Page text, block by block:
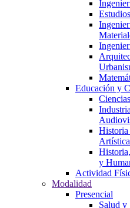
Educación y
Historia
y
Actividad
Modalidad
Presencial
Salud y